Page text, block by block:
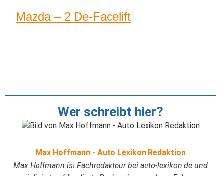
Mazda – 2 De-Facelift
Wer schreibt hier?
Max Hoffmann - Auto Lexikon Redaktion
Max Hoffmann ist Fachredakteur bei auto-lexikon.de und